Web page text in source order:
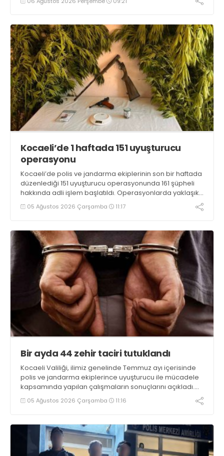
Kocaeli’de 1 haftada 151 uyuşturucu
operasyonu
Kocaeli’de polis ve jandarma ekiplerinin son bir haftada
düzenlediği 151 uyuşturucu operasyonunda 161 şüpheli
hakkında adli işlem başlatıldı. Operasyonlarda yaklaşık
2 kilogram uyuşturucu madde ile 121 kök kenevir bitkisi
ele geçirilirken, 9 şüpheli tutuklandı
05 Ağustos 2026 Çarşamba 11:17
Bir ayda 44 zehir taciri tutuklandı
Kocaeli Valiliği, ilimiz genelinde Temmuz ayı içerisinde
polis ve jandarma ekiplerince uyuşturucu ile mücadele
kapsamında yapılan çalışmaların sonuçlarını açıkladı.
Çalışmalar sonucunda uyuşturucu ve uyarıcı madde
kullanan, ticaretini ve sevkiyatını yapan 44 şahıs
05 Ağustos 2026 Çarşamba 11:16